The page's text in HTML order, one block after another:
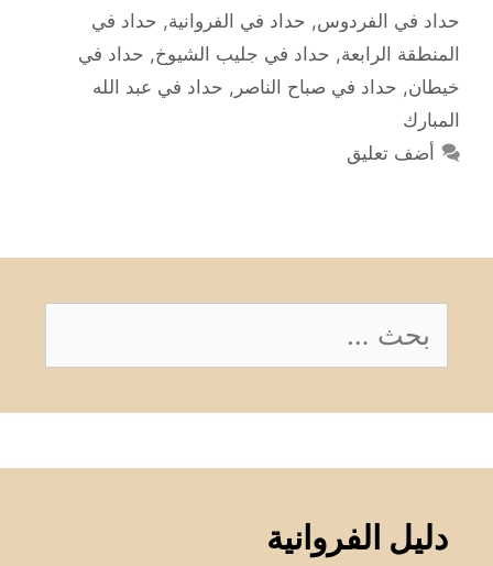
حداد في الفردوس, حداد في الفروانية, حداد في
المنطقة الرابعة, حداد في جليب الشيوخ, حداد في
خيطان, حداد في صباح الناصر , حداد في عبد الله
المبارك
أضف تعليق
البحث
عن:
دليل الفروانية